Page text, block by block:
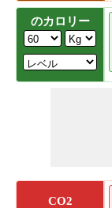
のカロリー
CO2